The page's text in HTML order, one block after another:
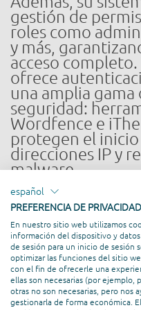
gestión de
roles como
y más,
acceso
ofrece
una amplia gama
seguridad:
Wordfence e
protegen el
direcciones IP y
malware.
En lo que
WordPress
funciones más
de plata: los
en el backend
editores puede
con plugins
español
PREFERENCIA DE PRIVACIDAD
En nuestro sitio web utilizamos
información del dispositivo y
de sesión para un inicio de sesión
optimizar las funciones del sitio
con el fin de ofrecerle una
ellas son necesarias (por ejemplo,
otras no son necesarias, pero nos
gestionarla de forma económica.